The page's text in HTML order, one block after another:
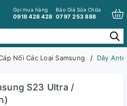
Gọi mua hàng
0918 428 428
Báo Giá Sửa Chữa
0797 253 888
Nối Các Loại Samsung Dây
S23 Ultra /